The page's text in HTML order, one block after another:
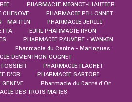
PHARMACIE MIGNOT-LIAUTIER
CHENOVE
PHARMACIE PILLONNET
- MARTIN
PHARMACIE JERIDI
EURL PHARMACIE RYON
PHARMACIE PAUVERT - WANKIN
Pharmacie du Centre - Maringues
DEMENTHON-COGNET
PHARMACIE FLACHET
D'OR
PHARMACIE SARTORI
Pharmacie du Carré d'Or
DES TROIS MARES